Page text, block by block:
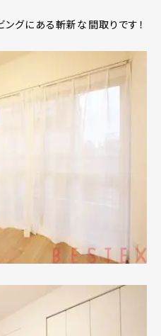
ングにある斬新な間取りです！